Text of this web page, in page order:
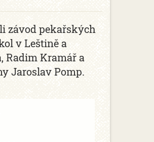
závod pekařských
v Leštině a
Radim Kramář a
Jaroslav Pomp.